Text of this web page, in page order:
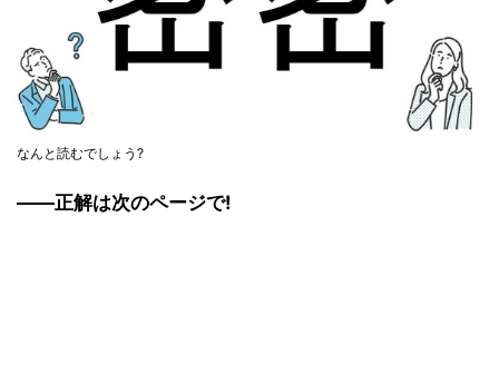
なんと読むでしょう?
――正解は次のページで!